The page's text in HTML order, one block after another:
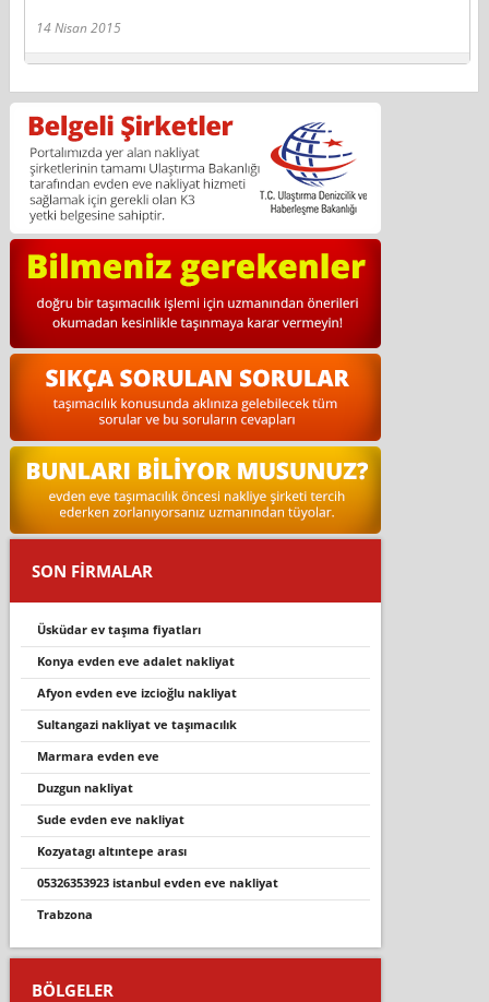
14 Nisan 2015
SON FİRMALAR
üsküdar ev taşıma fiyatları
konya evden eve adalet nakliyat
afyon evden eve izcioğlu nakliyat
sultangazi nakliyat ve taşımacılık
marmara evden eve
duzgun nakliyat
sude evden eve nakliyat
kozyatagı altıntepe arası
05326353923 istanbul evden eve nakliyat
trabzona
BÖLGELER